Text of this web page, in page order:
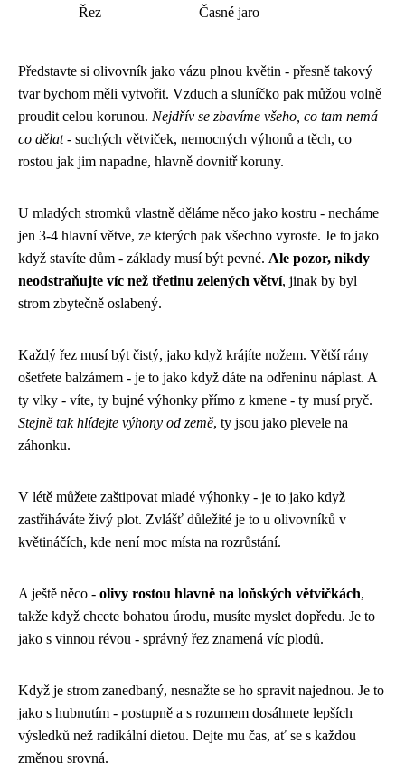
Řez Časné jaro
Představte si olivovník jako vázu plnou květin - přesně takový
tvar bychom měli vytvořit. Vzduch a sluníčko pak můžou volně
proudit celou korunou. Nejdřív se zbavíme všeho, co tam nemá
co dělat- suchých větviček, nemocných výhonů a těch, co
rostou jak jim napadne, hlavně dovnitř koruny.
U mladých stromků vlastně děláme něco jako kostru - necháme
jen 3-4 hlavní větve, ze kterých pak všechno vyroste. Je to jako
když stavíte dům - základy musí být pevné. Ale pozor, nikdy
neodstraňujte víc než třetinu zelených větví, jinak by byl
strom zbytečně oslabený.
Každý řez musí být čistý, jako když krájíte nožem. Větší rány
ošetřete balzámem - je to jako když dáte na odřeninu náplast. A
ty vlky - víte, ty bujné výhonky přímo z kmene - ty musí pryč.
Stejně tak hlídejte výhony od země, ty jsou jako plevele na
záhonku.
V létě můžete zaštipovat mladé výhonky - je to jako když
zastřiháváte živý plot. Zvlášť důležité je to u olivovníků v
květináčích, kde není moc místa na rozrůstání.
A ještě něco - olivy rostou hlavně na loňských větvičkách,
takže když chcete bohatou úrodu, musíte myslet dopředu. Je to
jako s vinnou révou - správný řez znamená víc plodů.
Když je strom zanedbaný, nesnažte se ho spravit najednou. Je to
jako s hubnutím - postupně a s rozumem dosáhnete lepších
výsledků než radikální dietou. Dejte mu čas, ať se s každou
změnou srovná.